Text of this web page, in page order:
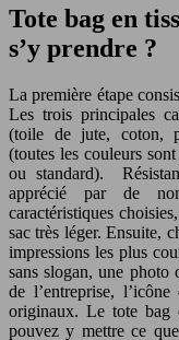
Tote bag en
s’y prendre ?
La première étape
Les trois principales
(toile de jute, coton,
(toutes les couleurs
ou standard).
apprécié par de
caractéristiques
sac très léger. Ensuite,
impressions les plus
sans slogan, une photo
de l’entreprise,
originaux. Le tote bag
pouvez y mettre ce